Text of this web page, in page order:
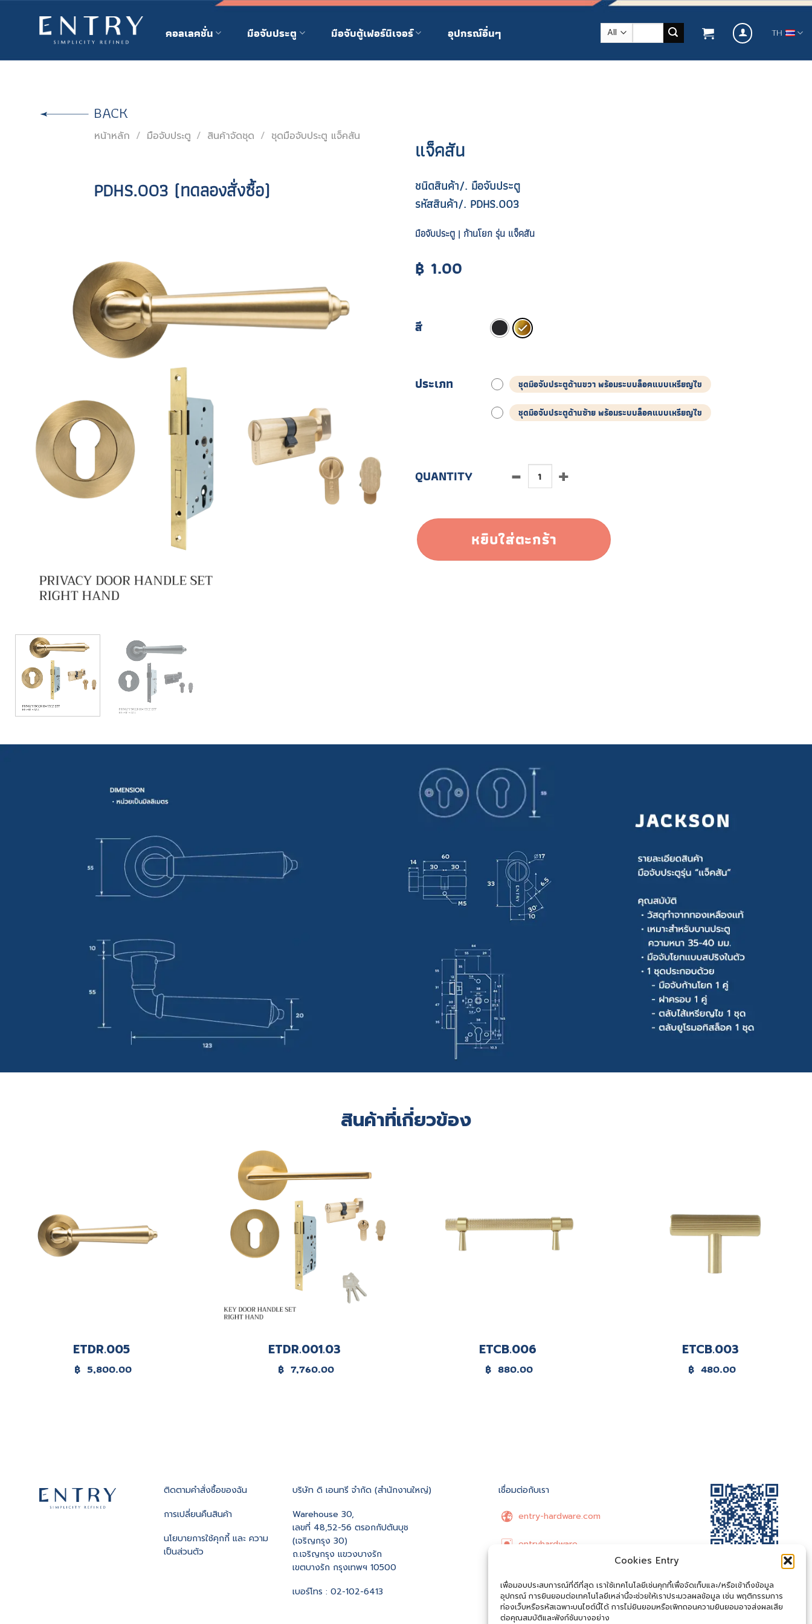
Cookies Entry
เพื่อมอบประสบการณ์ที่ดีที่สุด เราใช้เทคโนโลยีเช่นคุกกี้เพื่อจัดเก็บและ/หรือเข้าถึงข้อมูล
อุปกรณ์ การยินยอมต่อเทคโนโลยีเหล่านี้จะช่วยให้เราประมวลผลข้อมูล เช่น พฤติกรรมการ
ท่องเว็บหรือรหัสเฉพาะบนไซต์นี้ได้ การไม่ยินยอมหรือเพิกถอนความยินยอมอาจส่งผลเสีย
ต่อคุณสมบัติและฟังก์ชันบางอย่าง
คอลเลคชั่น มือจับประตู มือจับตู้เฟอร์นิเจอร์ อุปกรณ์อื่นๆ TH
BACK
หน้าหลัก / มือจับประตู / สินค้าจัดชุด / ชุดมือจับประตู แจ็คสัน
PDHS.003 (ทดลองสั่งซื้อ)
แจ็คสัน
ชนิดสินค้า/. มือจับประตู
รหัสสินค้า/. PDHS.003
มือจับประตู | ก้านโยก รุ่น แจ็คสัน
฿ 1.00
สี
ประเภท ชุดมือจับประตูด้านขวา พร้อมระบบล็อคแบบเหรียญไข
ชุดมือจับประตูด้านซ้าย พร้อมระบบล็อคแบบเหรียญไข
จำนวน PDHS.003 (ทดลองสั่งซื้อ) ชิ้น
หยิบใส่ตะกร้า
สินค้าที่เกี่ยวข้อง
ETDR.005
฿ 5,800.00
ETDR.001.03
฿ 7,760.00
ETCB.006
฿ 880.00
ETCB.003
฿ 480.00
ติดตามคําสั่งซื้อของฉัน
การเปลี่ยนคืนสินค้า
นโยบายการใช้คุกกี้ และ ความ
เป็นส่วนตัว
บริษัท ดิ เอนทรี จำกัด (สำนักงานใหญ่)
Warehouse 30,
เลขที่ 48,52-56 ตรอกกัปตันบุช
(เจริญกรุง 30)
ถ.เจริญกรุง แขวงบางรัก
เขตบางรัก กรุงเทพฯ 10500
เบอร์โทร : 02-102-6413
เชื่อมต่อกับเรา
entry-hardware.com
entryhardware
hello.entryhardware@gmail.com